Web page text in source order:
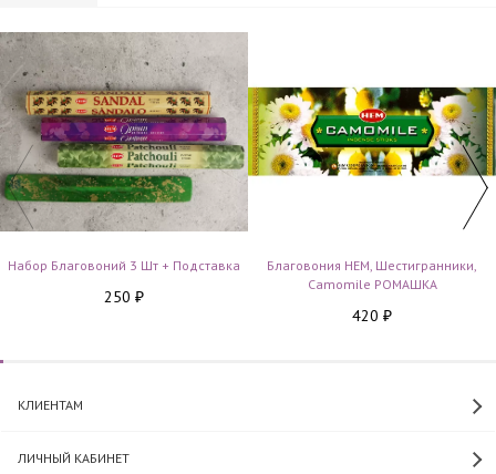
Набор Благовоний 3 Шт + Подставка
250 ₽
Благовония HEM, Шестигранники,
Camomile РОМАШКА
420 ₽
КЛИЕНТАМ
ЛИЧНЫЙ КАБИНЕТ